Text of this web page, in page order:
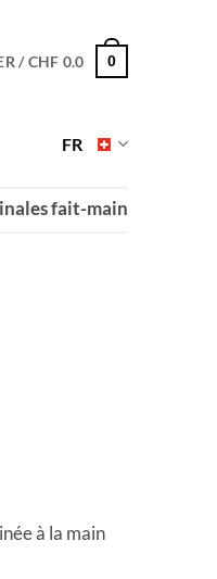
/CHF 0.0 0
FR
fait-main
à la main